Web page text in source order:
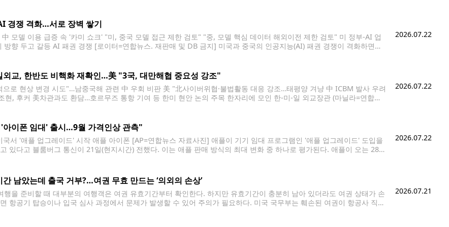
경쟁 격화…서로 장벽 쌓기
中 모델 이용 급증 속 '카미 쇼크' "미, 중국 모델 접근 제한 검토" "중, 모델 핵심 데이터 해외이전 제한 검토" 미 정부-AI 업
방향 두고 갈등 AI 패권 경쟁 [로이터=연합뉴스. 재판매 및 DB 금지] 미국과 중국의 인공지능(AI) 패권 경쟁이 격화하면서
2026.07.22
외교, 한반도 비핵화 재확인…美 "3국, 대만해협 중요성 강조"
으로 현상 변경 시도"…남중국해 관련 中 우회 비판 美 "北사이버위협·불법활동 대응 강조…태평양 겨냥 中 ICBM 발사 우려
현, 후커 美차관과도 환담…호르무즈 통항 기여 등 한미 현안 논의 주목 한자리에 모인 한-미-일 외교장관 (마닐라=연합뉴
2026.07.22
아이폰 임대' 출시…9월 가격인상 관측"
국서 '애플 업그레이드' 시작 애플 아이폰 [AP=연합뉴스 자료사진] 애플이 기기 임대 프로그램인 '애플 업그레이드' 도입을
있다고 블룸버그 통신이 21일(현지시간) 전했다. 이는 애플 판매 방식의 최대 변화 중 하나로 평가된다. 애플이 오는 28일
2026.07.22
간 남았는데 출국 거부?…여권 무효 만드는 ‘의외의 손상’
행을 준비할 때 대부분의 여행객은 여권 유효기간부터 확인한다. 하지만 유효기간이 충분히 남아 있더라도 여권 상태가 손
항공기 탑승이나 입국 심사 과정에서 문제가 발생할 수 있어 주의가 필요하다. 미국 국무부는 훼손된 여권이 항공사 직원
2026.07.21